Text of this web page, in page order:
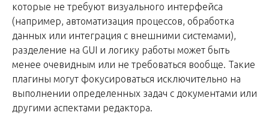
которые не требуют визуального интерфейса
(например, автоматизация процессов, обработка
данных или интеграция с внешними системами),
разделение на GUI и логику работы может быть
менее очевидным или не требоваться вообще. Такие
плагины могут фокусироваться исключительно на
выполнении определенных задач с документами или
другими аспектами редактора.